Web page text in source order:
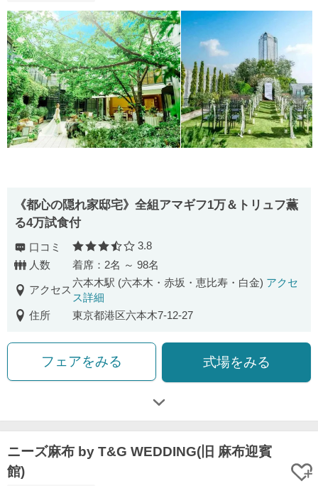
《都心の隠れ家邸宅》全組アマギフ1万＆トリュフ薫
る4万試食付
口コミ 口コミ評価
3.8
人数
着席：2名 ～ 98名
アクセス
六本木駅 (六本木・赤坂・恵比寿・白金) アクセ
ス詳細
住所
東京都港区六本木7-12-27
フェアをみる 式場をみる
ニーズ麻布 by T&G WEDDING(旧 麻布迎賓
館)